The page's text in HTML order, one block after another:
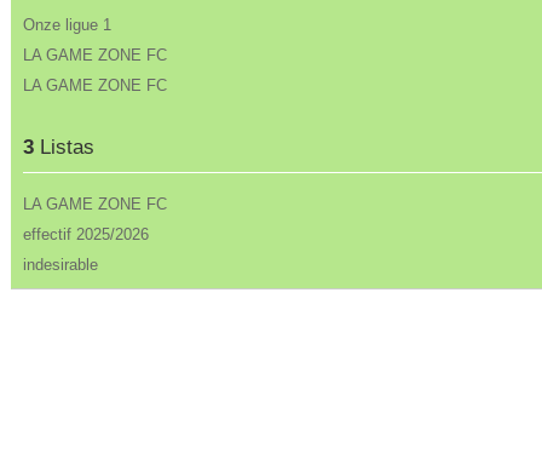
Onze ligue 1
LA GAME ZONE FC
LA GAME ZONE FC
3Listas
LA GAME ZONE FC
effectif 2025/2026
indesirable